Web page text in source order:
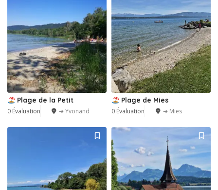
Plage de la Petit
0 Évaluation ➔ Yvonand
Plage de Mies
0 Évaluation ➔ Mies